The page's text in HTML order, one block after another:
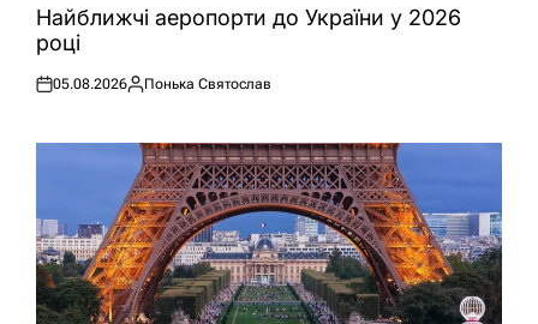
УНайближчі аеропорти до України у 2026
році
Оприлюднено
05.08.2026
Опубліковано
Понька Святослав